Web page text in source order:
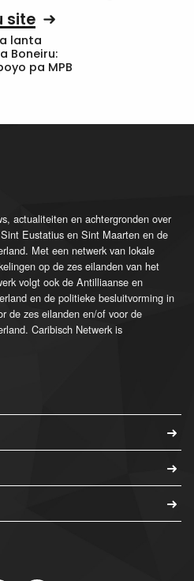
site
lanta
Boneiru:
pa MPB
actualiteiten en achtergronden over
Eustatius en Sint Maarten en de
Met een netwerk van lokale
op de zes eilanden van het
volgt ook de Antilliaanse en
en de politieke besluitvorming in
de zes eilanden en/of voor de
Caribisch Netwerk is